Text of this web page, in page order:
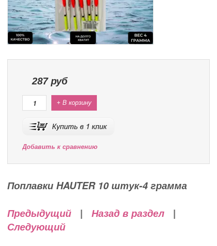
287руб
+ В корзину
Добавить к сравнению
Поплавки HAUTER 10 штук-4 грамма
Предыдущий Назад в раздел
Следующий